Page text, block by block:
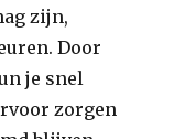
zijn,
Door
je snel
zorgen